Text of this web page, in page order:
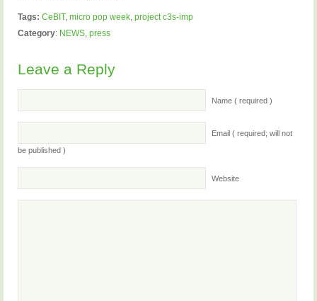
Tags:CeBIT,micro pop week,project c3s-imp
Category: NEWS,press
Leave a Reply
Name ( required )
Email ( required; will not
be published )
Website